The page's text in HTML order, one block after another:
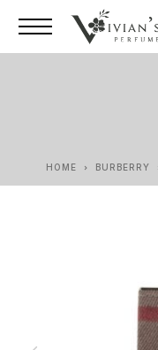
HOME BURBERRY